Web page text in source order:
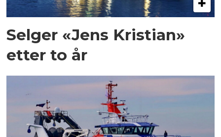
Selger «Jens Kristian»
etter to år